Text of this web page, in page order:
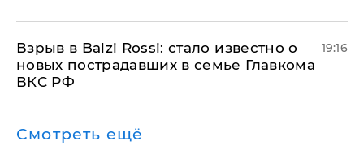
Взрыв в Balzi Rossi: стало известно о
новых пострадавших в семье Главкома
ВКС РФ
19:16
Смотреть ещё